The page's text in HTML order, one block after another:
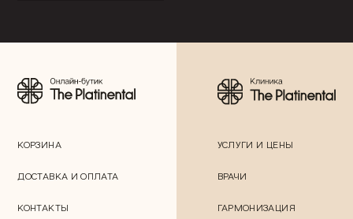
КОРЗИНА
ДОСТАВКА И ОПЛАТА
КОНТАКТЫ
УСЛУГИ И ЦЕНЫ
ВРАЧИ
ГАРМОНИЗАЦИЯ